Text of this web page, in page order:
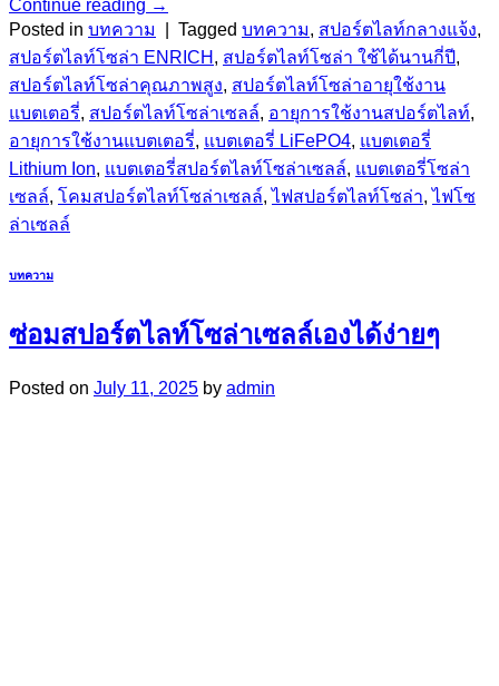
Continue reading →
Posted in บทความ Tagged บทความ, สปอร์ตไลท์กลางแจ้ง,
สปอร์ตไลท์โซล่า ENRICH , สปอร์ตไลท์โซล่า ใช้ได้นานกี่ปี,
สปอร์ตไลท์โซล่าคุณภาพสูง, สปอร์ตไลท์โซล่าอายุใช้งาน
แบตเตอรี่, สปอร์ตไลท์โซล่าเซลล์, อายุการใช้งานสปอร์ตไลท์,
อายุการใช้งานแบตเตอรี่, แบตเตอรี่ LiFePO4, แบตเตอรี่
Lithium Ion, แบตเตอรี่สปอร์ตไลท์โซล่าเซลล์, แบตเตอรี่โซล่า
เซลล์, โคมสปอร์ตไลท์โซล่าเซลล์,ไฟสปอร์ตไลท์โซล่า,ไฟโซ
ล่าเซลล์
บทความ
ซ่อมสปอร์ตไลท์โซล่าเซลล์เองได้ง่ายๆ
Posted on July 11, 2025 by admin